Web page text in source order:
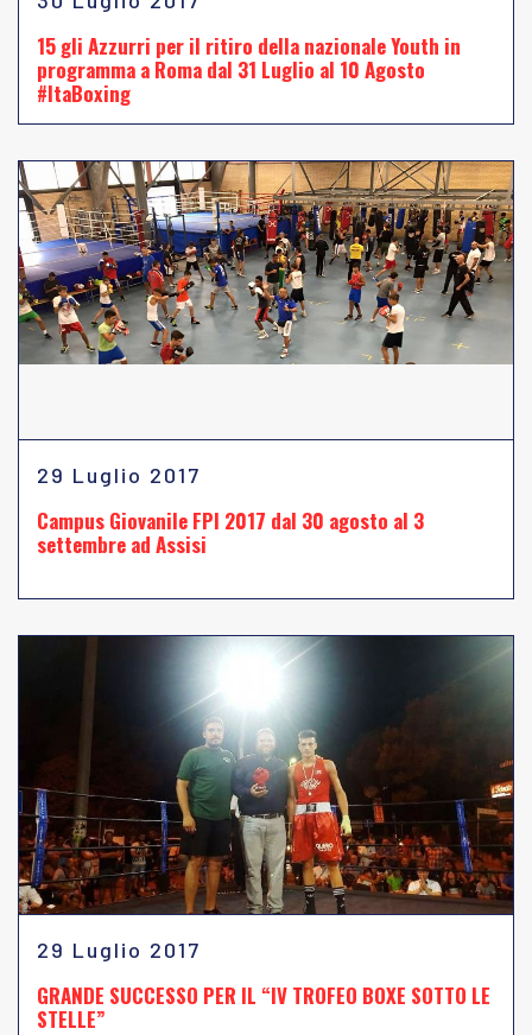
15 gli Azzurri per il ritiro della nazionale Youth in
programma a Roma dal 31 Luglio al 10 Agosto
#ItaBoxing
29 Luglio 2017
Campus Giovanile FPI 2017 dal 30 agosto al 3
settembre ad Assisi
29 Luglio 2017
GRANDE SUCCESSO PER IL “IV TROFEO BOXE SOTTO LE
STELLE”